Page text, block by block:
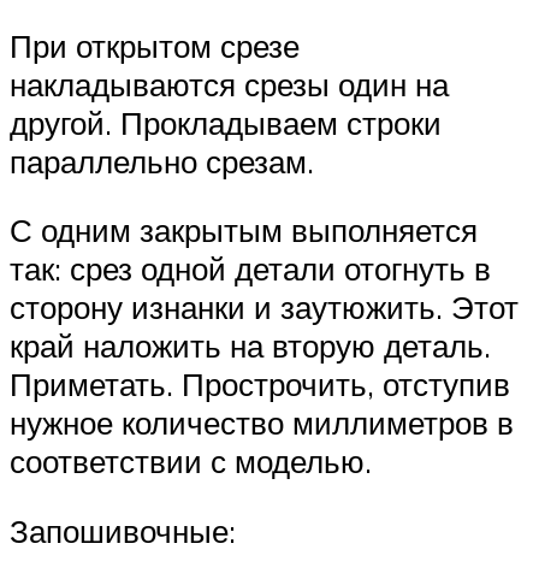
При открытом срезе
накладываются срезы один на
другой. Прокладываем строки
параллельно срезам.
С одним закрытым выполняется
так: срез одной детали отогнуть в
сторону изнанки и заутюжить. Этот
край наложить на вторую деталь.
Приметать. Прострочить, отступив
нужное количество миллиметров в
соответствии с моделью.
Запошивочные: